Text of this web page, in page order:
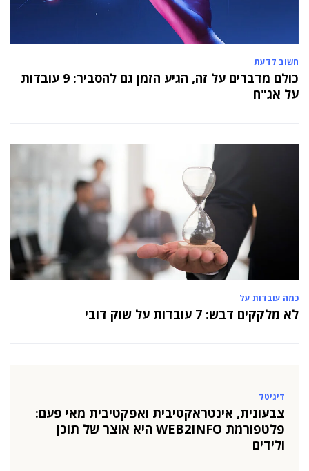
חשוב לדעת
כולם מדברים על זה, הגיע הזמן גם להסביר: 9 עובדות
על אג"ח
כמה עובדות על
לא מלקקים דבש: 7 עובדות על שוק דובי
דיגיטל
צבעונית, אינטראקטיבית ואפקטיבית מאי פעם:
פלטפורמת WEB2INFO היא אוצר של תוכן
ולידים